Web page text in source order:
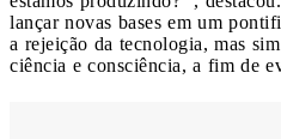
lançar novas bases em um
a rejeição da tecnologia, mas
ciência e consciência, a fim de